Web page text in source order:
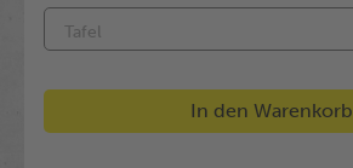
In den Warenkorb